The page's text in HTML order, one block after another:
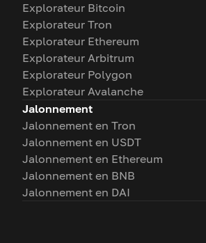
Explorateur Bitcoin
Explorateur Tron
Explorateur Ethereum
Explorateur Arbitrum
Explorateur Polygon
Explorateur Avalanche
Jalonnement
Jalonnement en Tron
Jalonnement en USDT
Jalonnement en Ethereum
Jalonnement en BNB
Jalonnement en DAI